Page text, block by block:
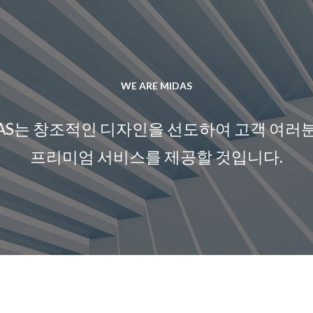
WE ARE MIDAS
는 창조적인 디자인을 선도하여 고객 여러
프리미엄 서비스를 제공할 것입니다.